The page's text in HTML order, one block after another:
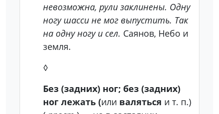
невозможна, рули заклинены. Одну
ногу шасси не мог выпустить. Так
на одну ногу и сел. Саянов, Небо и
земля.
◊
Без (задних) ног; без (задних)
ног лежать (или валяться и т. п.)